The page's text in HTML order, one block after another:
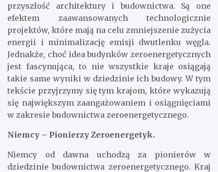
przyszłość architektury i budownictwa. Są one
efektem zaawansowanych technologicznie
projektów, które mają na celu zmniejszenie zużycia
energii i minimalizację emisji dwutlenku węgla.
Jednakże, choć idea budynków zeroenergetycznych
jest fascynująca, to nie wszystkie kraje osiągają
takie same wyniki w dziedzinie ich budowy. W tym
tekście przyjrzymy się tym krajom, które wykazują
się największym zaangażowaniem i osiągnięciami
w zakresie budownictwa zeroenergetycznego.
Niemcy – Pionierzy Zeroenergetyk.
Niemcy od dawna uchodzą za pionierów w
dziedzinie budownictwa zeroenergetycznego. Kraj